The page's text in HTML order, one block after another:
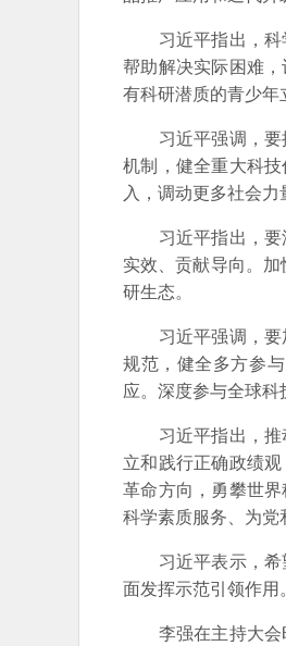
习近平指出，科
帮助解决实际困难
有科研潜质的青少年
习近平强调，要
机制，健全重大科
入，调动更多社会力
习近平指出，要深
实效、贡献导向。
研生态。
习近平强调，要
规范，健全多方参
应。深度参与全球科
习近平指出，推
立和践行正确政绩
革命方向，勇攀世
科学素质服务、为党
习近平表示，希
面发挥示范引领作用
李强在主持大会